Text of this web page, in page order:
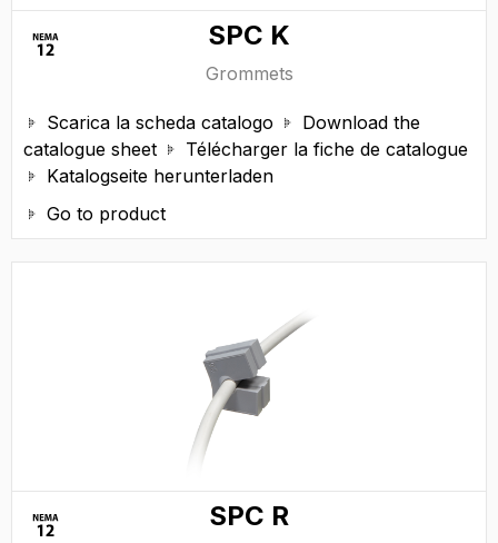
SPC K
Grommets
 Scarica la scheda catalogo 
Download the
catalogue sheet
 Télécharger la fiche de catalogue
 Katalogseite herunterladen
 Go to product
SPC R